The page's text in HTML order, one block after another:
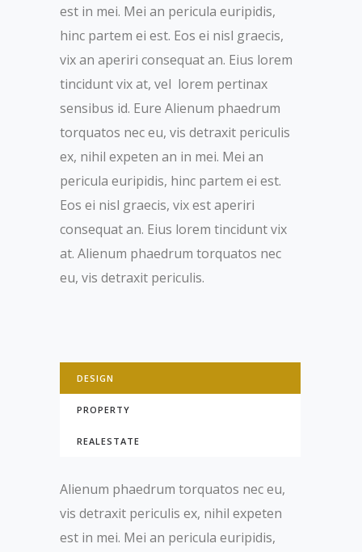
est in mei. Mei an pericula euripidis,
hinc partem ei est. Eos ei nisl graecis,
vix an aperiri consequat an. Eius lorem
tincidunt vix at, vel lorem pertinax
sensibus id. Eure Alienum phaedrum
torquatos nec eu, vis detraxit periculis
ex, nihil expeten an in mei. Mei an
pericula euripidis, hinc partem ei est.
Eos ei nisl graecis, vix est aperiri
consequat an. Eius lorem tincidunt vix
at. Alienum phaedrum torquatos nec
eu, vis detraxit periculis.
DESIGN
PROPERTY
REALESTATE
Alienum phaedrum torquatos nec eu,
vis detraxit periculis ex, nihil expeten
est in mei. Mei an pericula euripidis,